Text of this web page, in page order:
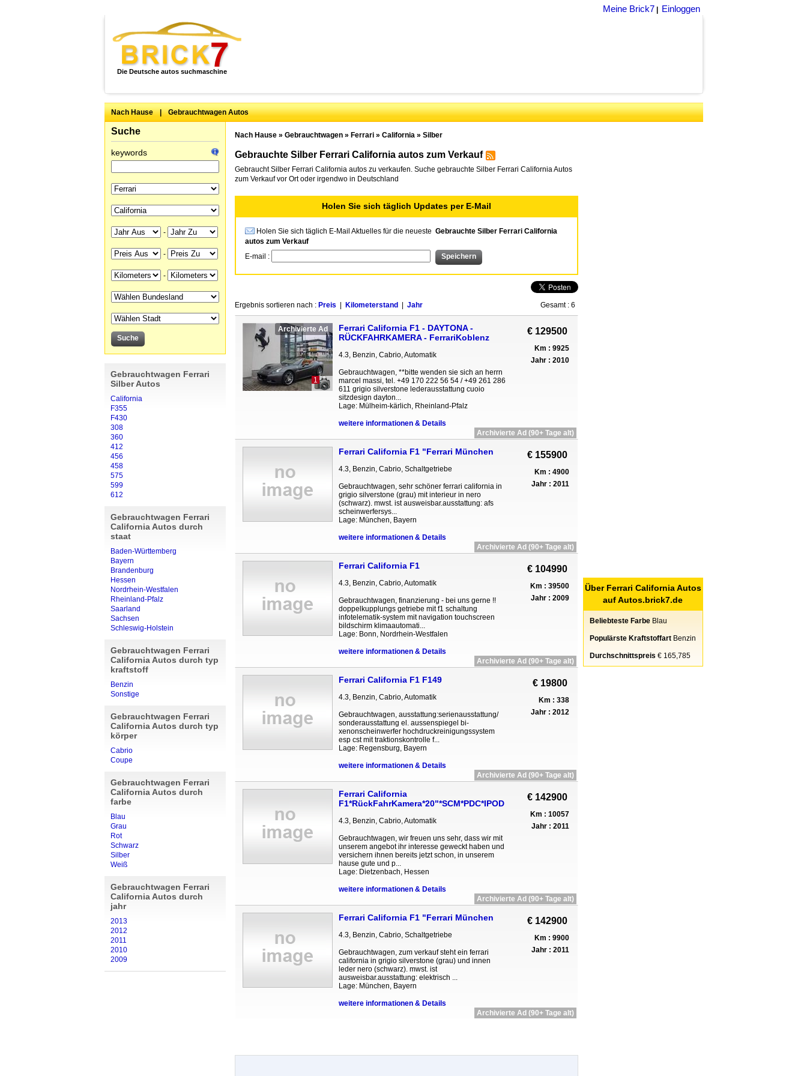
Meine Brick7 Einloggen
Die Deutsche autos suchmaschine
Nach Hause | Gebrauchtwagen Autos
Suche
keywords
-
-
-
Gebrauchtwagen Ferrari
Silber Autos
California
F355
F430
308
360
412
456
458
575
599
612
Gebrauchtwagen Ferrari
California Autos durch
staat
Baden-Württemberg
Bayern
Brandenburg
Hessen
Nordrhein-Westfalen
Rheinland-Pfalz
Saarland
Sachsen
Schleswig-Holstein
Gebrauchtwagen Ferrari
California Autos durch typ
kraftstoff
Benzin
Sonstige
Gebrauchtwagen Ferrari
California Autos durch typ
körper
Cabrio
Coupe
Gebrauchtwagen Ferrari
California Autos durch
farbe
Blau
Grau
Rot
Schwarz
Silber
Weiß
Gebrauchtwagen Ferrari
California Autos durch
jahr
2013
2012
2011
2010
2009
Nach Hause» Gebrauchtwagen» Ferrari» California» Silber
Gebrauchte Silber Ferrari California autos zum Verkauf
Gebraucht Silber Ferrari California autos zu verkaufen. Suche gebrauchte Silber Ferrari California Autos
zum Verkauf vor Ort oder irgendwo in Deutschland
Holen Sie sich täglich Updates per E-Mail
Holen Sie sich täglich E-Mail Aktuelles für die neueste Gebrauchte Silber Ferrari California
autos zum Verkauf
E-mail :
Ergebnis sortieren nach : Preis Kilometerstand Jahr Gesamt : 6
Archivierte Ad
1
Ferrari California F1 - DAYTONA -
RÜCKFAHRKAMERA - FerrariKoblenz
4.3, Benzin, Cabrio, Automatik
Gebrauchtwagen, **bitte wenden sie sich an herrn
marcel massi, tel. +49 170 222 56 54 / +49 261 286
611 grigio silverstone lederausstattung cuoio
sitzdesign dayton...
Lage: Mülheim-kärlich, Rheinland-Pfalz
weitere informationen & Details
€ 129500
Km : 9925
Jahr : 2010
Archivierte Ad (90+ Tage alt)
Ferrari California F1 "Ferrari München
4.3, Benzin, Cabrio, Schaltgetriebe
Gebrauchtwagen, sehr schöner ferrari california in
grigio silverstone (grau) mit interieur in nero
(schwarz). mwst. ist ausweisbar.ausstattung: afs
scheinwerfersys...
Lage: München, Bayern
weitere informationen & Details
€ 155900
Km : 4900
Jahr : 2011
Archivierte Ad (90+ Tage alt)
Ferrari California F1
4.3, Benzin, Cabrio, Automatik
Gebrauchtwagen, finanzierung - bei uns gerne !!
doppelkupplungs getriebe mit f1 schaltung
infotelematik-system mit navigation touchscreen
bildschirm klimaautomati...
Lage: Bonn, Nordrhein-Westfalen
weitere informationen & Details
€ 104990
Km : 39500
Jahr : 2009
Archivierte Ad (90+ Tage alt)
Ferrari California F1 F149
4.3, Benzin, Cabrio, Automatik
Gebrauchtwagen, ausstattung:serienausstattung/
sonderausstattung el. aussenspiegel bi-
xenonscheinwerfer hochdruckreinigungssystem
esp cst mit traktionskontrolle f...
Lage: Regensburg, Bayern
weitere informationen & Details
€ 19800
Km : 338
Jahr : 2012
Archivierte Ad (90+ Tage alt)
Ferrari California
F1*RückFahrKamera*20"*SCM*PDC*IPOD
4.3, Benzin, Cabrio, Automatik
Gebrauchtwagen, wir freuen uns sehr, dass wir mit
unserem angebot ihr interesse geweckt haben und
versichern ihnen bereits jetzt schon, in unserem
hause gute und p...
Lage: Dietzenbach, Hessen
weitere informationen & Details
€ 142900
Km : 10057
Jahr : 2011
Archivierte Ad (90+ Tage alt)
Ferrari California F1 "Ferrari München
4.3, Benzin, Cabrio, Schaltgetriebe
Gebrauchtwagen, zum verkauf steht ein ferrari
california in grigio silverstone (grau) und innen
leder nero (schwarz). mwst. ist
ausweisbar.ausstattung: elektrisch ...
Lage: München, Bayern
weitere informationen & Details
€ 142900
Km : 9900
Jahr : 2011
Archivierte Ad (90+ Tage alt)
Über Ferrari California Autos
auf Autos.brick7.de
Beliebteste FarbeBlau
Populärste KraftstoffartBenzin
Durchschnittspreis € 165,785